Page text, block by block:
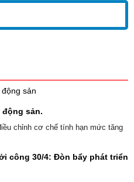
sản.
chỉnh cơ chế tính hạn mức tăng
công 30/4: Đòn bẩy phát triển